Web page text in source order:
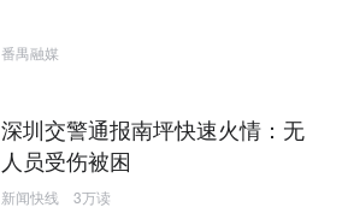
番禺融媒
深圳交警通报南坪快速火情：无
人员受伤被困
新闻快线 3万读